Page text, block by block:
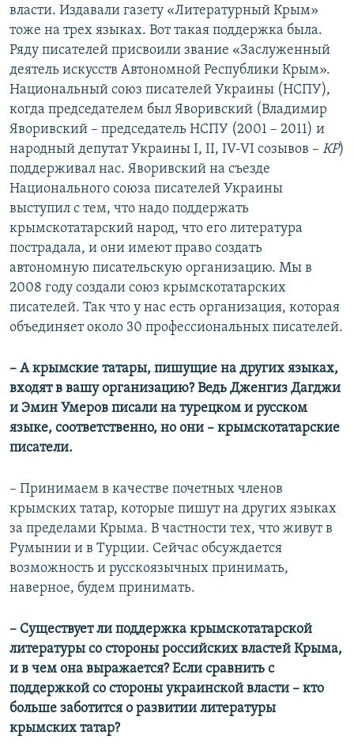
власти. Издавали газету «Литературный Крым»
тоже на трех языках. Вот такая поддержка была.
Ряду писателей присвоили звание «Заслуженный
деятель искусств Автономной Республики Крым».
Национальный союз писателей Украины (НСПУ),
когда председателем был Яворивский (Владимир
Яворивский – председатель НСПУ (2001 – 2011) и
народный депутат Украины I, II, IV-VI созывов – КР)
поддерживал нас. Яворивский на съезде
Национального союза писателей Украины
выступил с тем, что надо поддержать
крымскотатарский народ, что его литература
пострадала, и они имеют право создать
автономную писательскую организацию. Мы в
2008 году создали союз крымскотатарских
писателей. Так что у нас есть организация, которая
объединяет около 30 профессиональных писателей.
– А крымские татары, пишущие на других языках,
входят в вашу организацию? Ведь Дженгиз Дагджи
и Эмин Умеров писали на турецком и русском
языке, соответственно, но они – крымскотатарские
писатели.
– Принимаем в качестве почетных членов
крымских татар, которые пишут на других языках
за пределами Крыма. В частности тех, что живут в
Румынии и в Турции. Сейчас обсуждается
возможность и русскоязычных принимать,
наверное, будем принимать.
– Существует ли поддержка крымскотатарской
литературы со стороны российских властей Крыма,
и в чем она выражается? Если сравнить с
поддержкой со стороны украинской власти – кто
больше заботится о развитии литературы
крымских татар?